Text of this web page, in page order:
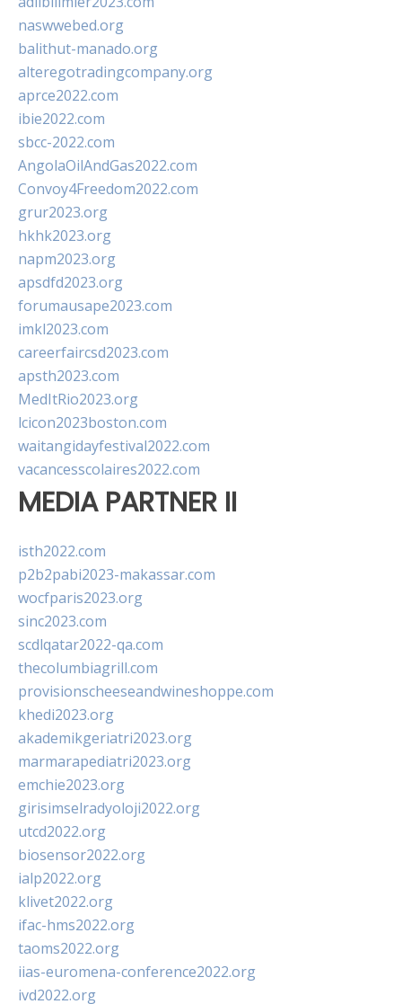
naswwebed.org
balithut-manado.org
alteregotradingcompany.org
aprce2022.com
ibie2022.com
sbcc-2022.com
AngolaOilAndGas2022.com
Convoy4Freedom2022.com
grur2023.org
hkhk2023.org
napm2023.org
apsdfd2023.org
forumausape2023.com
imkl2023.com
careerfaircsd2023.com
apsth2023.com
MedItRio2023.org
lcicon2023boston.com
waitangidayfestival2022.com
vacancesscolaires2022.com
MEDIA PARTNER II
isth2022.com
p2b2pabi2023-makassar.com
wocfparis2023.org
sinc2023.com
scdlqatar2022-qa.com
thecolumbiagrill.com
provisionscheeseandwineshoppe.com
khedi2023.org
akademikgeriatri2023.org
marmarapediatri2023.org
emchie2023.org
girisimselradyoloji2022.org
utcd2022.org
biosensor2022.org
ialp2022.org
klivet2022.org
ifac-hms2022.org
taoms2022.org
iias-euromena-conference2022.org
ivd2022.org